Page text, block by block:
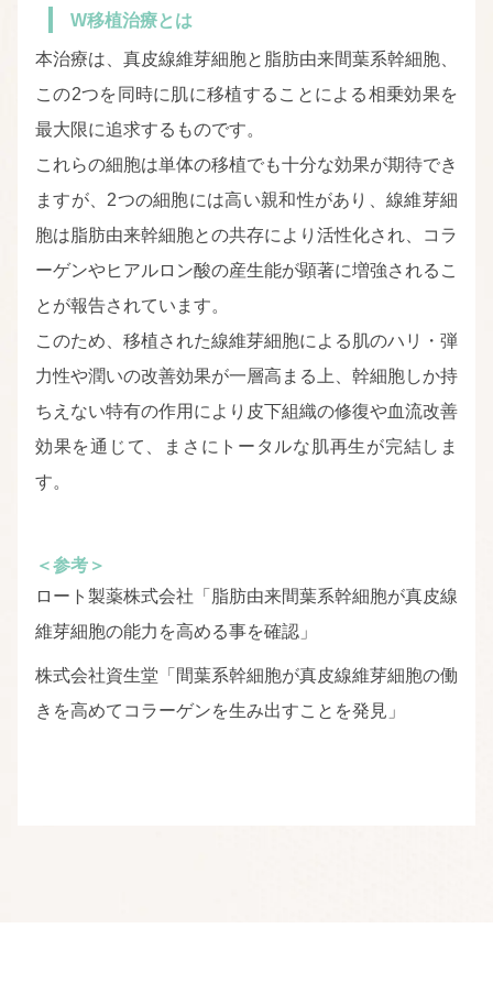
W移植治療とは
本治療は、真皮線維芽細胞と脂肪由来間葉系幹細胞、
この2つを同時に肌に移植することによる相乗効果を
最大限に追求するものです。
これらの細胞は単体の移植でも十分な効果が期待でき
ますが、2つの細胞には高い親和性があり、線維芽細
胞は脂肪由来幹細胞との共存により活性化され、コラ
ーゲンやヒアルロン酸の産生能が顕著に増強されるこ
とが報告されています。
このため、移植された線維芽細胞による肌のハリ・弾
力性や潤いの改善効果が一層高まる上、幹細胞しか持
ちえない特有の作用により皮下組織の修復や血流改善
効果を通じて、まさにトータルな肌再生が完結しま
す。
＜参考＞
ロート製薬株式会社「脂肪由来間葉系幹細胞が真皮線
維芽細胞の能力を高める事を確認」
株式会社資生堂「間葉系幹細胞が真皮線維芽細胞の働
きを高めてコラーゲンを生み出すことを発見」